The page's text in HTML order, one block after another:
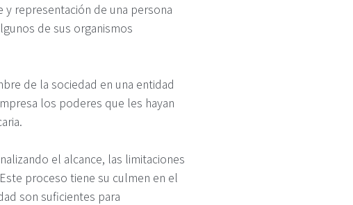
representación de una persona
de sus organismos
de la sociedad en una entidad
los poderes que les hayan
el alcance, las limitaciones
proceso tiene su culmen en el
son suficientes para